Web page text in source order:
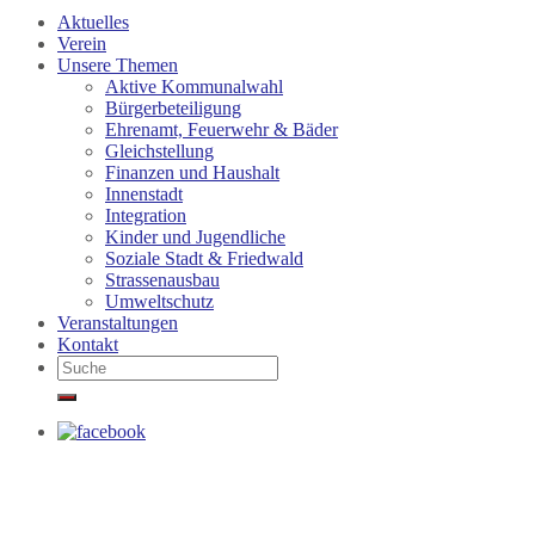
Aktuelles
Verein
Unsere Themen
Aktive Kommunalwahl
Bürgerbeteiligung
Ehrenamt, Feuerwehr & Bäder
Gleichstellung
Finanzen und Haushalt
Innenstadt
Integration
Kinder und Jugendliche
Soziale Stadt & Friedwald
Strassenausbau
Umweltschutz
Veranstaltungen
Kontakt